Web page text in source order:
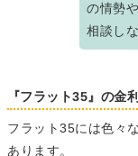
の情勢
相談し
『フラット35』の金
フラット35には色々
あります。